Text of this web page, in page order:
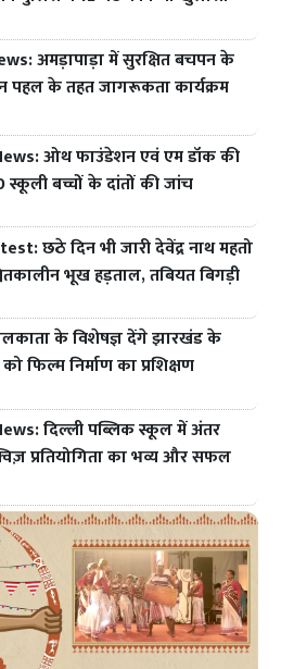
अमड़ापाड़ा में सुरक्षित बचपन के
पहल के तहत जागरूकता कार्यक्रम
ओथ फाउंडेशन एवं एम डॉक की
बच्चों के दांतों की जांच
छठे दिन भी जारी देवेंद्र नाथ महतो
भूख हड़ताल, तबियत बिगड़ी
के विशेषज्ञ देंगे झारखंड के
को फिल्म निर्माण का प्रशिक्षण
दिल्ली पब्लिक स्कूल में अंतर
प्रतियोगिता का भव्य और सफल